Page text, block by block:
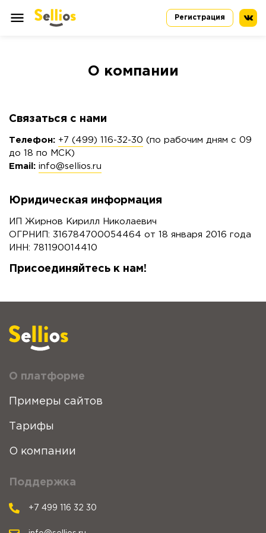
Регистрация
О компании
Связаться с нами
Телефон: +7 (499) 116-32-30 (по рабочим дням с 09
до 18 по МСК)
Email: info@sellios.ru
Юридическая информация
ИП Жирнов Кирилл Николаевич
ОГРНИП: 316784700054464 от 18 января 2016 года
ИНН: 781190014410
Присоединяйтесь к нам!
О платформе
Примеры сайтов
Тарифы
О компании
Поддержка
+7 499 116 32 30